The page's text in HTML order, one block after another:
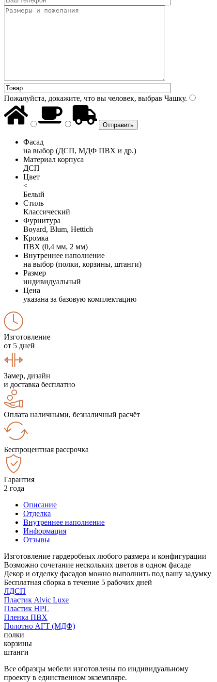
Пожалуйста, докажите, что вы человек, выбрав Чашку.
Фасад
на выбор (ДСП, МДФ ПВХ и др.)
Материал корпуса
ДСП
Цвет
<
Белый
Стиль
Классический
Фурнитура
Boyard, Blum, Hettich
Кромка
ПВХ (0,4 мм, 2 мм)
Внутреннее наполнение
на выбор (полки, корзины, штанги)
Размер
индивидуальный
Цена
указана за базовую комплектацию
Изготовление
от 5 дней
Замер, дизайн
и доставка бесплатно
Оплата наличными, безналичный расчёт
Беспроцентная рассрочка
Гарантия
2 года
Описание
Отделка
Внутреннее наполнение
Информация
Отзывы
Изготовление гардеробных любого размера и конфигурации
Возможно сочетание нескольких цветов в одном фасаде
Декор и отделку фасадов можно выполнить под вашу задумку
Бесплатная сборка в течение 5 рабочих дней
ЛДСП
Пластик Alvic Luxe
Пластик HPL
Пленка ПВХ
Полотно АГТ (МДФ)
полки
корзины
штанги
Все образцы мебели изготовлены по индивидуальному
проекту в единственном экземпляре.